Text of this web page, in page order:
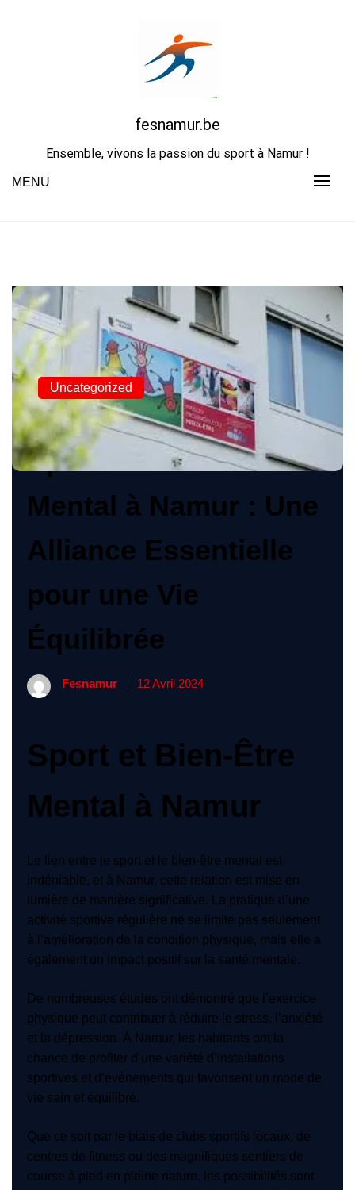
fesnamur.be
Ensemble, vivons la passion du sport à Namur !
MENU
Uncategorized
Sport et Bien-Être
Mental à Namur : Une
Alliance Essentielle
pour une Vie
Équilibrée
Fesnamur 12 Avril 2024
Sport et Bien-Être
Mental à Namur
Le lien entre le sport et le bien-être mental est
indéniable, et à Namur, cette relation est mise en
lumière de manière significative. La pratique d’une
activité sportive régulière ne se limite pas seulement
à l’amélioration de la condition physique, mais elle a
également un impact positif sur la santé mentale.
De nombreuses études ont démontré que l’exercice
physique peut contribuer à réduire le stress, l’anxiété
et la dépression. À Namur, les habitants ont la
chance de profiter d’une variété d’installations
sportives et d’événements qui favorisent un mode de
vie sain et équilibré.
Que ce soit par le biais de clubs sportifs locaux, de
centres de fitness ou des magnifiques sentiers de
course à pied en pleine nature, les possibilités sont